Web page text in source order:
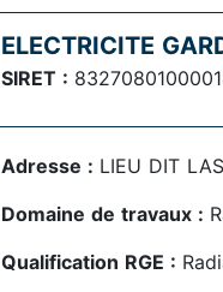
ELECTRICITE
SIRET :
Adresse : LIEU DIT
Domaine de travaux :
Qualification RGE :